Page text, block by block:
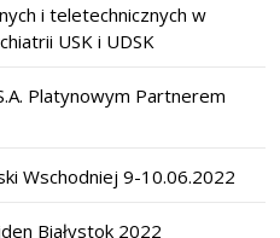
i teletechnicznych w
USK i UDSK
Platynowym Partnerem
Wschodniej 9-10.06.2022
Białystok 2022